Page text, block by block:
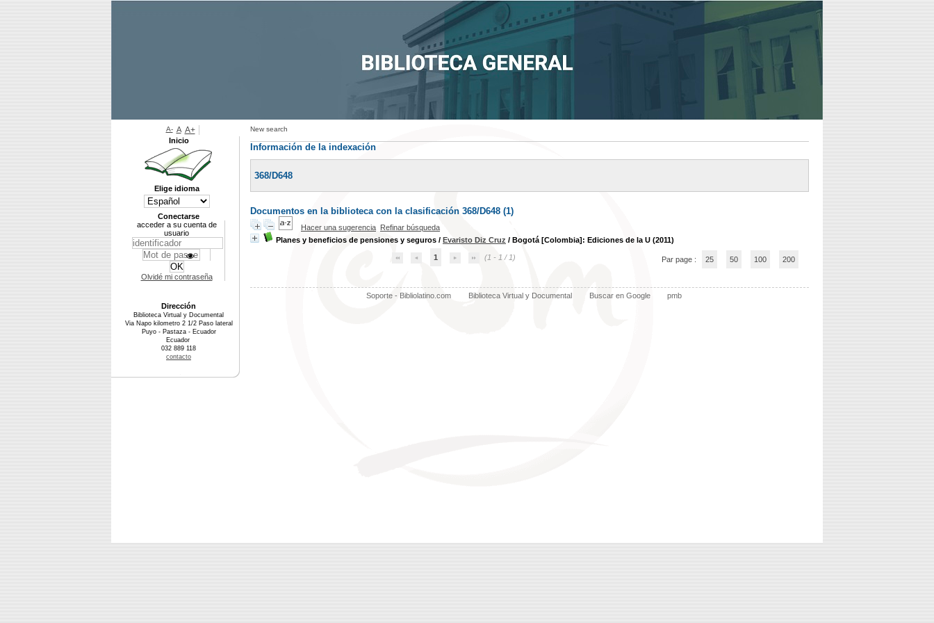
New search
Información de la indexación
368/D648
Documentos en la biblioteca con la clasificación 368/D648 (1)
Hacer una sugerencia Refinar búsqueda
Planes y beneficios de pensiones y seguros / Evaristo Diz Cruz / Bogotá [Colombia]: Ediciones de la U (2011)
1 (1 - 1 / 1) Par page : 25 50 100 200
Soporte - Bibliolatino.com Biblioteca Virtual y Documental Buscar en Google pmb
A- A A+
Inicio
Elige idioma
Conectarse
acceder a su cuenta de
usuario
Olvidé mi contraseña
Dirección
Biblioteca Virtual y Documental
Via Napo kilometro 2 1/2 Paso lateral
Puyo - Pastaza - Ecuador
Ecuador
032 889 118
contacto